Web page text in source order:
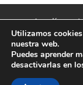
Aerolíneas
©
Utilizamos
nuestra web.
Puedes aprender
desactivarlas en